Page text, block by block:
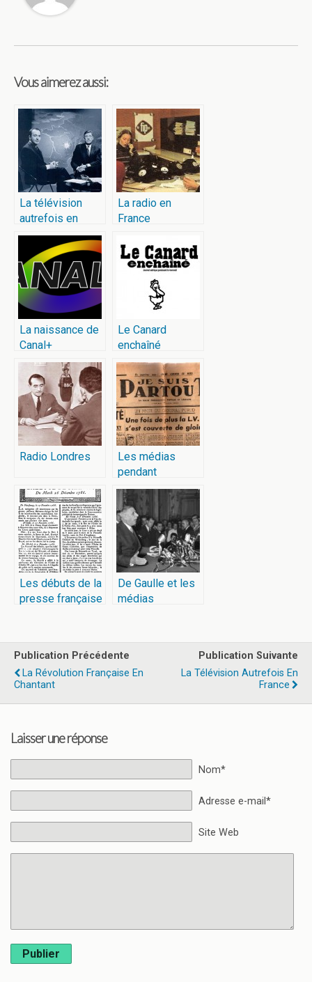
Vous aimerez aussi:
La télévision
autrefois en
France
La radio en
France
La naissance de
Canal+
Le Canard
enchaîné
Radio Londres
Les médias
pendant
l’Occupation
Les débuts de la
presse française
De Gaulle et les
médias
Publication Précédente
La Révolution Française En
Chantant
Publication Suivante
La Télévision Autrefois En
France
Laisser une réponse
Nom*
Adresse e-mail*
Site Web
Publier